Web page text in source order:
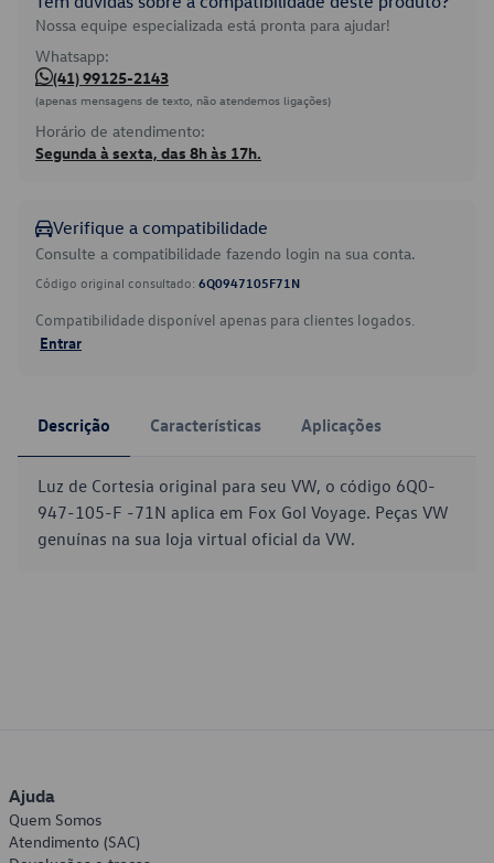
Nossa equipe especializada está pronta para ajudar!
Whatsapp:
(41) 99125-2143
(apenas mensagens de texto, não atendemos ligações)
Horário de atendimento:
Segunda à sexta, das 8h às 17h.
Verifique a compatibilidade
Consulte a compatibilidade fazendo login na sua conta.
Código original consultado: 6Q0947105F71N
Compatibilidade disponível apenas para clientes logados.
Entrar
Descrição Características Aplicações
Luz de Cortesia original para seu VW, o código 6Q0-
947-105-F -71N aplica em Fox Gol Voyage. Peças VW
genuínas na sua loja virtual oficial da VW.
Ajuda
Quem Somos
Atendimento (SAC)